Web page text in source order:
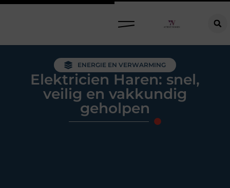
ENERGIE EN VERWARMING
Elektricien Haren: snel,
veilig en vakkundig
geholpen